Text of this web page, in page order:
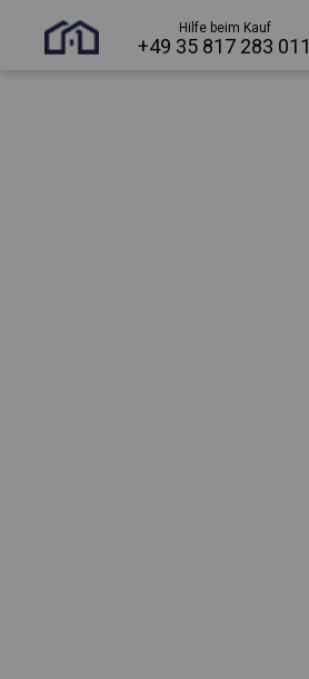
Hilfe beim Kauf
+49 35 817 283 011